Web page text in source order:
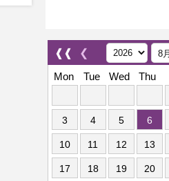
❰❰ ❮
Mon
Tue Wed Thu
3 4 5 6
10 11 12 13
17 18 19 20